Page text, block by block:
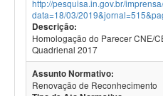
http://pesquisa.in.gov.br/
data=18/03/
Descrição:
Homologação do Parecer CNE/
Quadrienal 2017
Assunto Normativo:
Renovação de Reconhecimento